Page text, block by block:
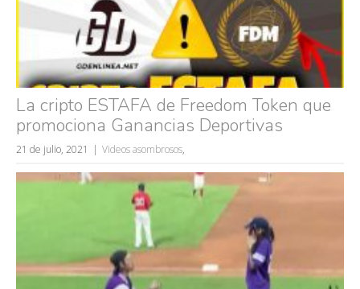
La cripto ESTAFA de Freedom Token que
promociona Ganancias Deportivas
21 de julio, 2021 Videos asombrosos,